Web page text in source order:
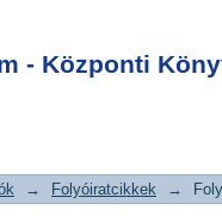
- Központi
→ Folyóiratcikkek →